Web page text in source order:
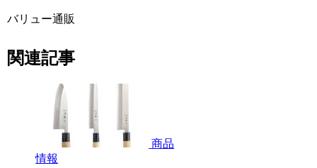
バリュー通販
関連記事
商品
情報